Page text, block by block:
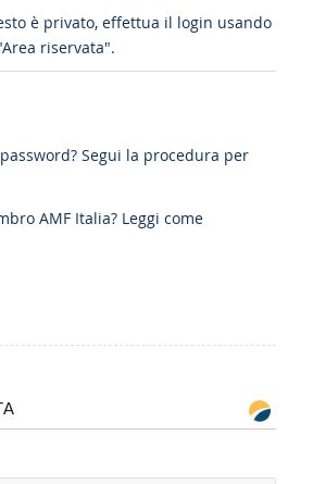
è privato, effettua il login usando
riservata".
Segui la procedura per
AMF Italia? Leggi come